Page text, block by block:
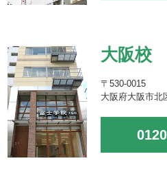
大阪校
〒530-0015
大阪府大阪市北